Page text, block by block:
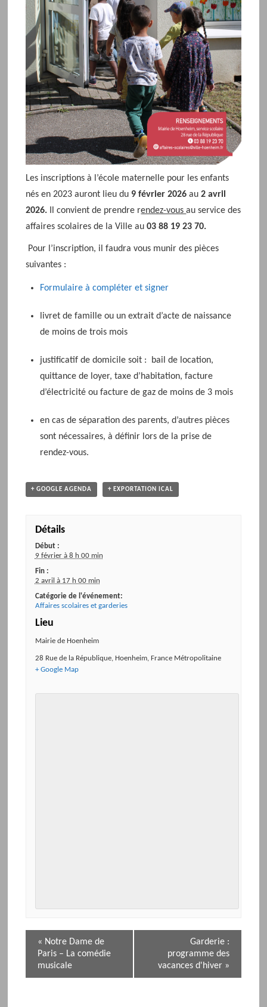
é
v
é
n
e
m
e
n
t
Les inscriptions à l’école maternelle pour les enfants
nés en 2023 auront lieu du 9février 2026au2 avril
2026. Il convient de prendre rendez-vousau service des
affaires scolaires de la Ville au 03 88 19 23 70.
Pour l’inscription, il faudra vous munir des pièces
suivantes :
Formulaire à compléter et signer
livret de famille ou un extrait d’acte de naissance
de moins de trois mois
justificatif de domicile soit : bail de location,
quittance de loyer, taxe d’habitation, facture
d’électricité ou facture de gaz de moins de 3 mois
en cas de séparation des parents, d’autres pièces
sont nécessaires, à définir lors de la prise de
rendez-vous.
+ GOOGLE AGENDA + EXPORTATION ICAL
Détails
Début :
9 février à 8 h 00 min
Fin :
2 avril à 17 h 00 min
Catégorie de l'événement:
Affaires scolaires et garderies
Lieu
Mairie de Hoenheim
28 Rue de la République, Hoenheim, France Métropolitaine
+ Google Map
i
« Notre Dame de
Paris – La comédie
musicale
Garderie :
programme des
vacances d'hiver »